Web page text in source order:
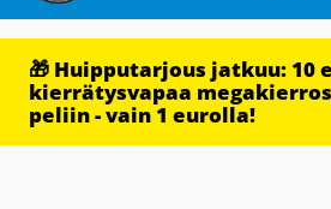
🎁 Huipputarjous jatkuu: 10
kierrätysvapaa
peliin - vain 1 eurolla!